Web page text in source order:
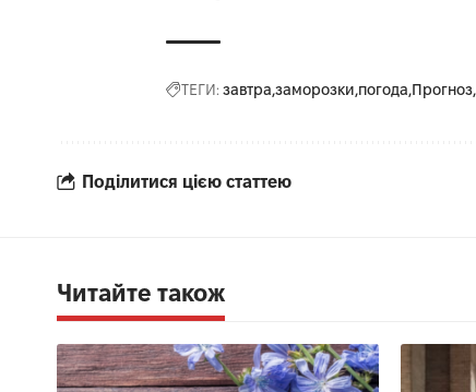
ТЕГИ: завтра заморозки погода Прогноз
Поділитися цією статтею
Читайте також